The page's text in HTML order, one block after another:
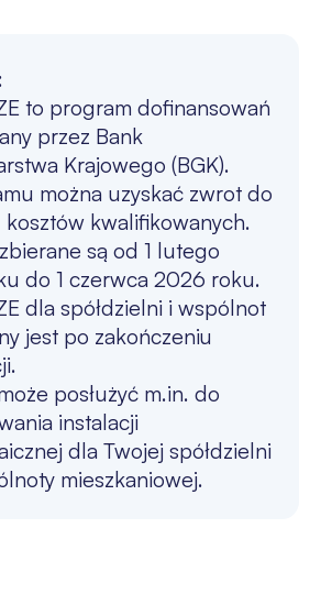
to program dofinansowań
przez Bank
Krajowego (BGK).
można uzyskać zwrot do
kwalifikowanych.
są od 1 lutego
do 1 czerwca 2026 roku.
dla spółdzielni i wspólnot
jest po zakończeniu
posłużyć m.in. do
instalacji
dla Twojej spółdzielni
mieszkaniowej.